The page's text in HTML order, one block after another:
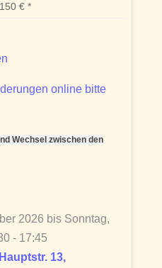
150 € *
online bitte
Wechsel zwischen den
2026 bis Sonntag,
- 17:45
13,